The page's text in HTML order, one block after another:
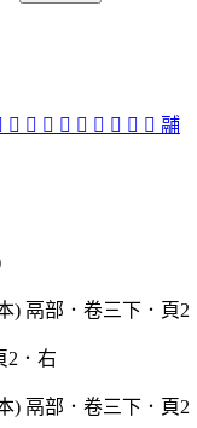
󶴾 󶵌 󶵆 󶵃 𩰲 䰜 󶵉 󶵄 󶵐 鬴
2．右